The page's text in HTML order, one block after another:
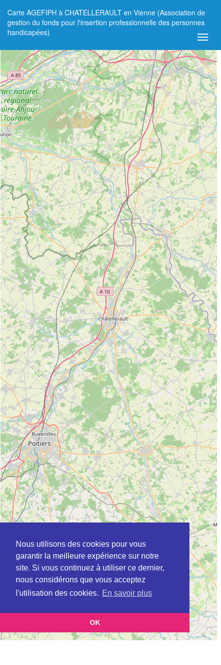
Nous utilisons des cookies pour vous
garantir la meilleure expérience sur notre
site. Si vous continuez à utiliser ce dernier,
nous considérons que vous acceptez
l'utilisation des cookies. En savoir plus
OK
Carte AGEFIPH à CHATELLERAULT en Vienne (Association de
gestion du fonds pour l'insertion professionnelle des personnes
handicapées)
+
−